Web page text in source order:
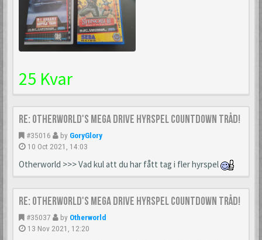
25 Kvar
Re: Otherworld's Mega Drive Hyrspel Countdown Tråd!
#35016 by GoryGlory
10 Oct 2021, 14:03
Otherworld >>> Vad kul att du har fått tag i fler hyrspel
Re: Otherworld's Mega Drive Hyrspel Countdown Tråd!
#35037 by Otherworld
13 Nov 2021, 12:20